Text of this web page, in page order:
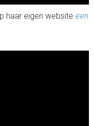
haar eigen website een